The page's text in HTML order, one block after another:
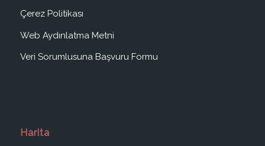
Çerez Politikası
Web Aydınlatma Metni
Veri Sorumlusuna Başvuru Formu
Harita